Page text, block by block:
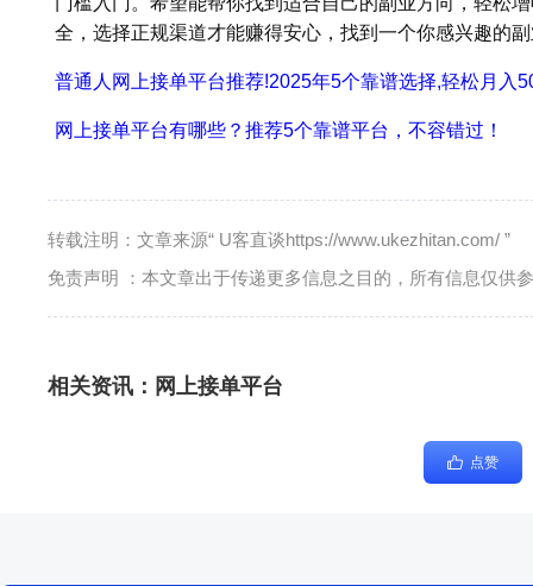
全，选择正规渠道才能赚得安心，找到一个你感兴趣的
普通人网上接单平台推荐!2025年5个靠谱选择,轻松月入
网上接单平台有哪些？推荐5个靠谱平台，不容错过！
转载注明：文章来源“ U客直谈https://www.ukezhitan.com/ ”
免责声明 ：本文章出于传递更多信息之目的，所有信息仅供
相关资讯： 网上接单平台
点赞